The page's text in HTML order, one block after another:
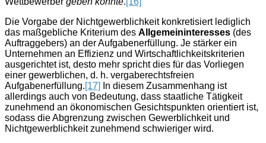
Die Vorgabe der Nichtgewerblichkeit konkretisiert lediglich
das maßgebliche Kriterium des Allgemeininteresses (des
Auftraggebers) an der Aufgabenerfüllung. Je stärker ein
Unternehmen an Effizienz und Wirtschaftlichkeitskriterien
ausgerichtet ist, desto mehr spricht dies für das Vorliegen
einer gewerblichen, d. h. vergaberechtsfreien
Aufgabenerfüllung.[17]
In diesem Zusammenhang ist
allerdings auch von Bedeutung, dass staatliche Tätigkeit
zunehmend an ökonomischen Gesichtspunkten orientiert ist,
sodass die Abgrenzung zwischen Gewerblichkeit und
Nichtgewerblichkeit zunehmend schwieriger wird.